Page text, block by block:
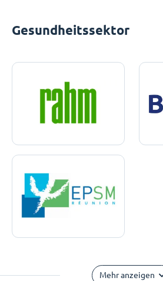
Gesundheitssektor
Mehr anzeigen